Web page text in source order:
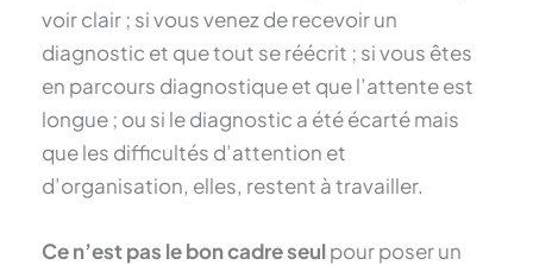
voir clair ; si vous venez de recevoir un
diagnostic et que tout se réécrit ; si vous êtes
en parcours diagnostique et que l’attente est
longue ; ou si le diagnostic a été écarté mais
que les difficultés d’attention et
d’organisation, elles, restent à travailler.
Ce n’est pas le bon cadre seulpour poser un